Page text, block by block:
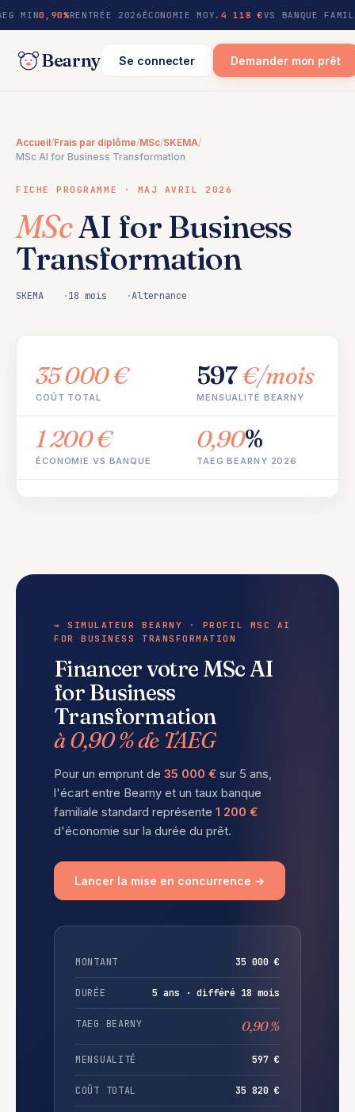
contenu
MIN0,90%RENTRÉE 2026ÉCONOMIE MOY. 4 118 €VS BANQUE
Bearny Se connecter Demander mon prêt
Accueil/Frais par diplôme/MSc/SKEMA/
MSc AI for Business Transformation
FICHE PROGRAMME · MAJ AVRIL 2026
MScAI for Business
Transformation
SKEMA 18 mois Alternance
35 000 €
COÛT TOTAL
597€/mois
MENSUALITÉ BEARNY
1 200 €
ÉCONOMIE VS BANQUE
0,90%
TAEG BEARNY 2026
→ SIMULATEUR BEARNY · PROFIL MSC AI
FOR BUSINESS TRANSFORMATION
Financer votre MSc AI
for Business
Transformation
à 0,90 % de TAEG
Pour un emprunt de 35 000 € sur 5 ans,
l'écart entre Bearny et un taux banque
familiale standard représente 1 200 €
d'économie sur la durée du prêt.
Lancer la mise en concurrence →
MONTANT 35 000 €
DURÉE 5 ans · différé 18 mois
TAEG BEARNY 0,90 %
MENSUALITÉ 597 €
COÛT TOTAL 35 820 €